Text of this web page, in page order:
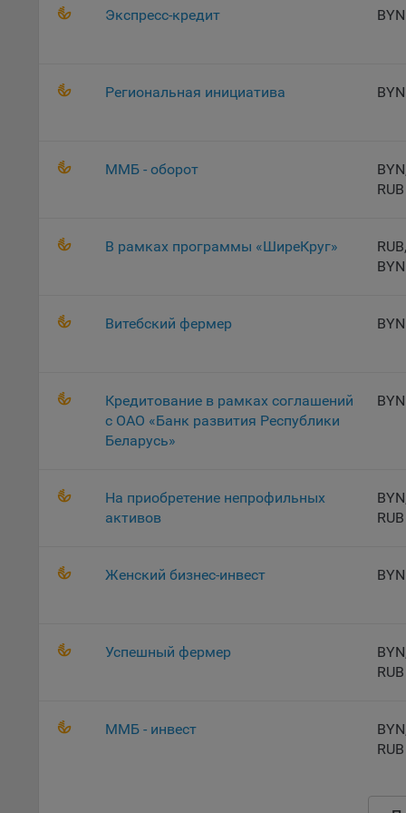
16.
Inc.
Экспресс-кредит BYN
Региональная инициатива BYN
ММБ - оборот
RUB
В рамках программы «ШиреКруг»
RUB,
BYN
Витебский фермер BYN
Кредитование в рамках соглашений
с ОАО «Банк развития Республики
Беларусь»
BYN
На приобретение непрофильных
активов
RUB
Женский бизнес-инвест BYN
Успешный фермер
RUB
ММБ - инвест
RUB